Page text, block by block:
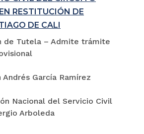
RESTITUCIÓN DE
DE CALI
de Tutela – Admite trámite
García Ramírez
Nacional del Servicio Civil
Arboleda